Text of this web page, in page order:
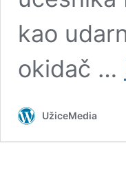
kao
okidač …
UžiceMedia